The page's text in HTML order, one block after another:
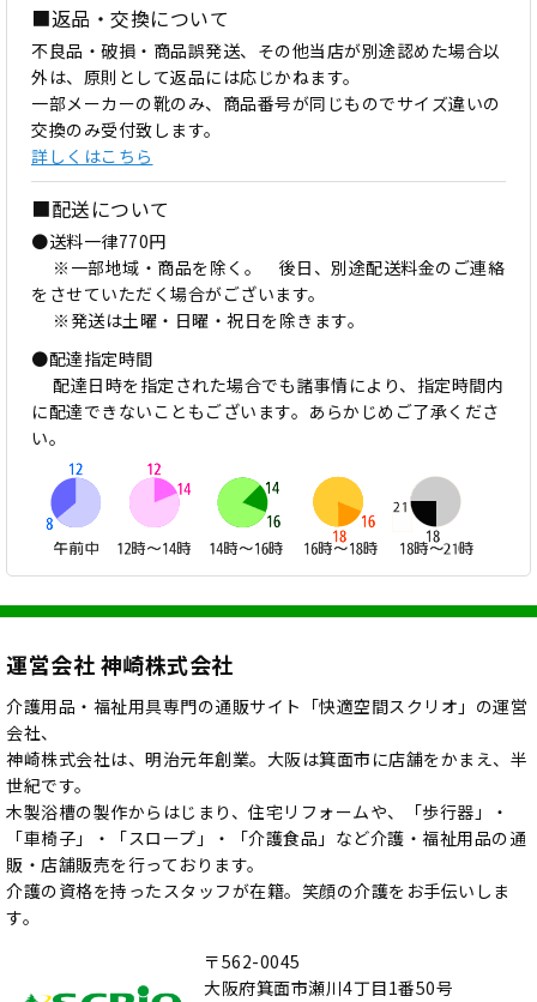
■返品・交換について
不良品・破損・商品誤発送、その他当店が別途認めた場合以
外は、原則として返品には応じかねます。
一部メーカーの靴のみ、商品番号が同じものでサイズ違いの
交換のみ受付致します。
詳しくはこちら
■配送について
●送料一律770円
※一部地域・商品を除く。 後日、別途配送料金のご連絡
をさせていただく場合がございます。
※発送は土曜・日曜・祝日を除きます。
●配達指定時間
配達日時を指定された場合でも諸事情により、指定時間内
に配達できないこともございます。あらかじめご了承くださ
い。
運営会社 神崎株式会社
介護用品・福祉用具専門の通販サイト「快適空間スクリオ」の運営
会社、
神崎株式会社は、明治元年創業。大阪は箕面市に店舗をかまえ、半
世紀です。
木製浴槽の製作からはじまり、住宅リフォームや、「歩行器」・
「車椅子」・「スロープ」・「介護食品」など介護・福祉用品の通
販・店舗販売を行っております。
介護の資格を持ったスタッフが在籍。笑顔の介護をお手伝いしま
す。
〒562-0045
大阪府箕面市瀬川4丁目1番50号